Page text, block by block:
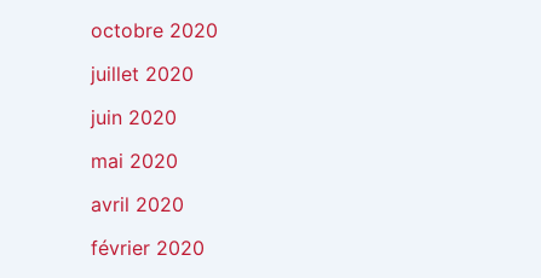
octobre 2020
juillet 2020
juin 2020
mai 2020
avril 2020
février 2020